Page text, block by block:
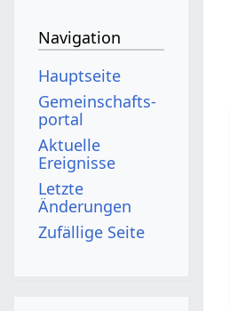
Navigation
Hauptseite
Gemeinschafts­
portal
Aktuelle
Ereignisse
Letzte
Änderungen
Zufällige Seite